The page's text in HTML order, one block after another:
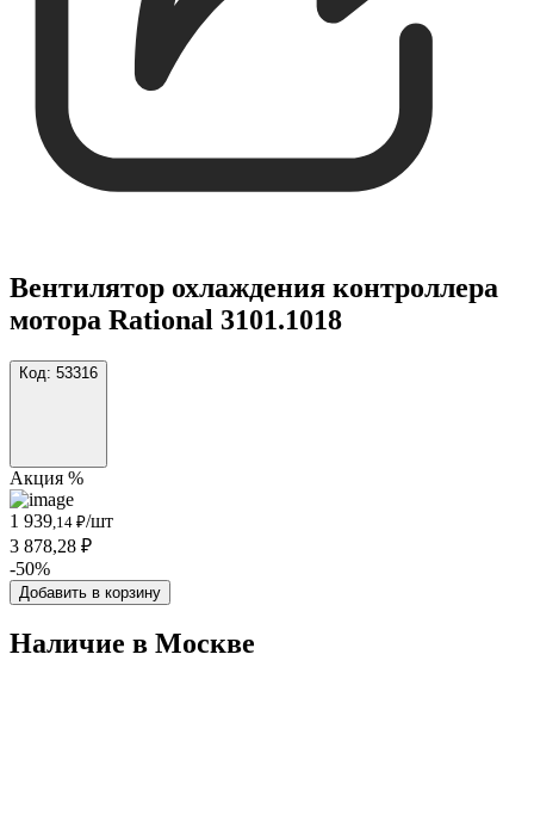
Вентилятор охлаждения контроллера
мотора Rational 3101.1018
Код: 53316
Акция %
1 939 ,14 ₽/шт
3 878,28 ₽
-50%
Добавить в корзину
Наличие в Москвe